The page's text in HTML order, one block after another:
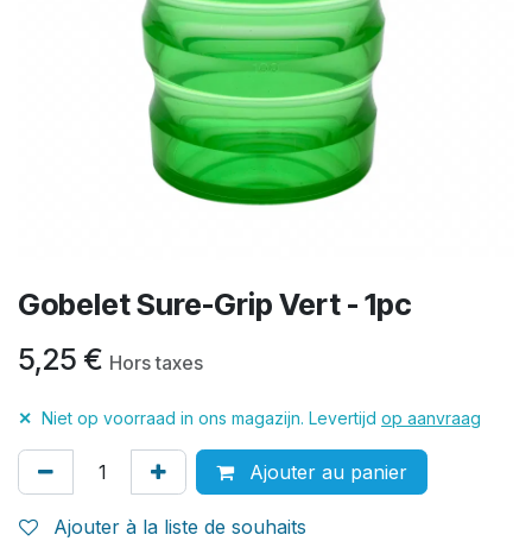
Gobelet Sure-Grip Vert - 1pc
5,25 € Hors taxes
✕ Niet op voorraad in ons magazijn. Levertijd op aanvraag
Ajouter au panier
Ajouter à la liste de souhaits